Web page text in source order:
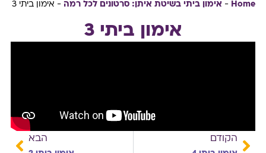
Home
- אימון ביתי בשיטת איתן: סרטונים לכל רמה- אימון ביתי 3
אימון ביתי 3
הקודם הבא